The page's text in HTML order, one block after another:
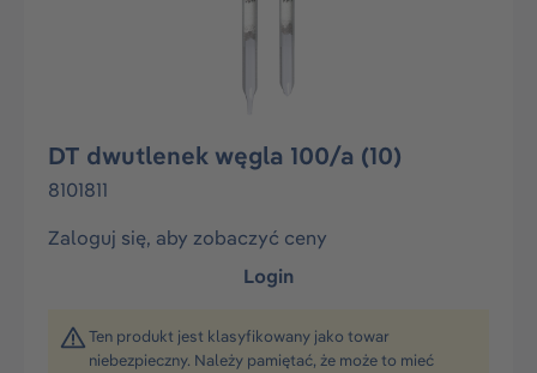
DT dwutlenek węgla 100/a (10)
8101811
Zaloguj się, aby zobaczyć ceny
Login
Ten produkt jest klasyfikowany jako towar
niebezpieczny. Należy pamiętać, że może to mieć